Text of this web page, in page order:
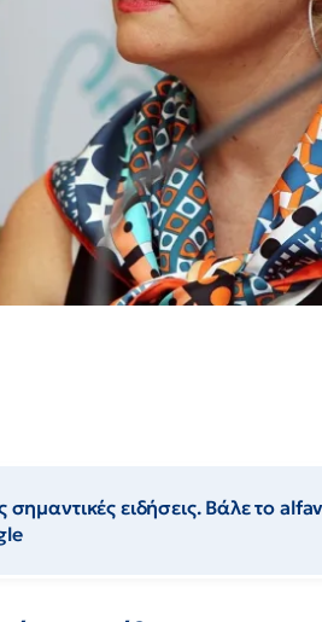
σημαντικές ειδήσεις. Βάλε το